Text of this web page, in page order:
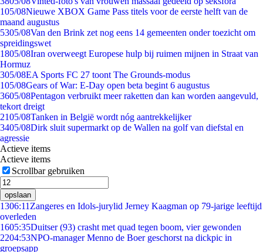
105/08Nieuwe XBOX Game Pass titels voor de eerste helft van de
maand augustus
5305/08Van den Brink zet nog eens 14 gemeenten onder toezicht om
spreidingswet
1805/08Iran overweegt Europese hulp bij ruimen mijnen in Straat van
Hormuz
305/08EA Sports FC 27 toont The Grounds-modus
105/08Gears of War: E-Day open beta begint 6 augustus
3605/08Pentagon verbruikt meer raketten dan kan worden aangevuld,
tekort dreigt
2105/08Tanken in België wordt nóg aantrekkelijker
3405/08Dirk sluit supermarkt op de Wallen na golf van diefstal en
agressie
Actieve items
Actieve items
Scrollbar gebruiken
opslaan
1306:11 Zangeres en Idols-jurylid Jerney Kaagman op 79-jarige leeftijd
overleden
1605:35Duitser (93) crasht met quad tegen boom, vier gewonden
2204:53NPO-manager Menno de Boer geschorst na dickpic in
groepsapp